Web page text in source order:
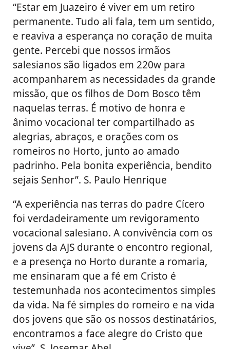
“Estar em Juazeiro é viver em um retiro
permanente. Tudo ali fala, tem um sentido,
e reaviva a esperança no coração de muita
gente. Percebi que nossos irmãos
salesianos são ligados em 220w para
acompanharem as necessidades da grande
missão, que os filhos de Dom Bosco têm
naquelas terras. É motivo de honra e
ânimo vocacional ter compartilhado as
alegrias, abraços, e orações com os
romeiros no Horto, junto ao amado
padrinho. Pela bonita experiência, bendito
sejais Senhor”. S. Paulo Henrique
“A experiência nas terras do padre Cícero
foi verdadeiramente um revigoramento
vocacional salesiano. A convivência com os
jovens da AJS durante o encontro regional,
e a presença no Horto durante a romaria,
me ensinaram que a fé em Cristo é
testemunhada nos acontecimentos simples
da vida. Na fé simples do romeiro e na vida
dos jovens que são os nossos destinatários,
encontramos a face alegre do Cristo que